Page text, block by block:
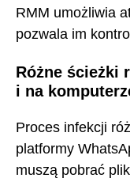
RMM umożliwia
pozwala im
Różne ścieżki
i na
Proces infekcji
platformy
muszą pobrać